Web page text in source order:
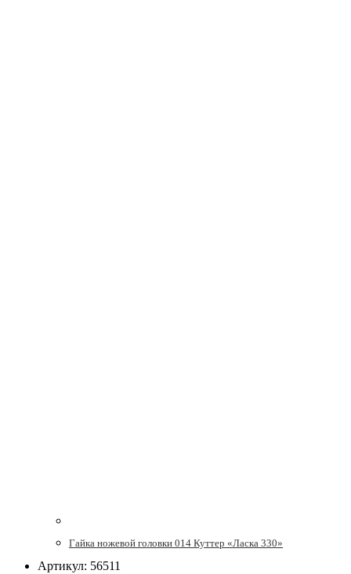
Гайка ножевой головки 014 Куттер «Ласка 330»
Артикул: 56511